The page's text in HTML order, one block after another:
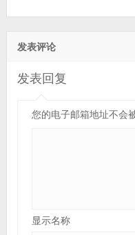
发表评论
发表回复
您的电子邮箱地址不会
显示名称